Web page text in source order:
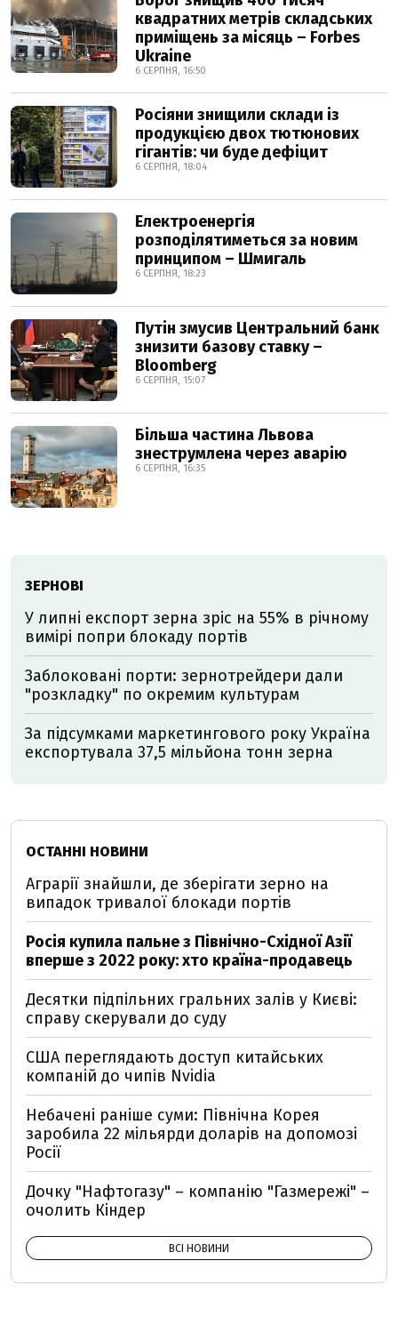
квадратних метрів складських
приміщень за місяць – Forbes
Ukraine
6 СЕРПНЯ, 16:50
Росіяни знищили склади із
продукцією двох тютюнових
гігантів: чи буде дефіцит
6 СЕРПНЯ, 18:04
Електроенергія
розподілятиметься за новим
принципом – Шмигаль
6 СЕРПНЯ, 18:23
Путін змусив Центральний банк
знизити базову ставку –
Bloomberg
6 СЕРПНЯ, 15:07
Більша частина Львова
знеструмлена через аварію
6 СЕРПНЯ, 16:35
ЗЕРНОВІ
У липні експорт зерна зріс на 55% в річному
вимірі попри блокаду портів
Заблоковані порти: зернотрейдери дали
"розкладку" по окремим культурам
За підсумками маркетингового року Україна
експортувала 37,5 мільйона тонн зерна
ОСТАННІ НОВИНИ
Аграрії знайшли, де зберігати зерно на
випадок тривалої блокади портів
Росія купила пальне з Північно-Східної Азії
вперше з 2022 року: хто країна-продавець
Десятки підпільних гральних залів у Києві:
справу скерували до суду
США переглядають доступ китайських
компаній до чипів Nvidia
Небачені раніше суми: Північна Корея
заробила 22 мільярди доларів на допомозі
Росії
Дочку "Нафтогазу" – компанію "Газмережі" –
очолить Кіндер
ВСІ НОВИНИ